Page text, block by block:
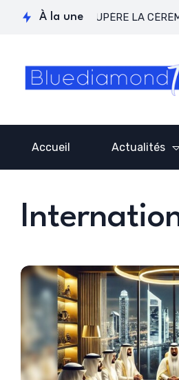
À la une
RÉCUPÈRE LA CÉRÉMONIE
Accueil Actualités